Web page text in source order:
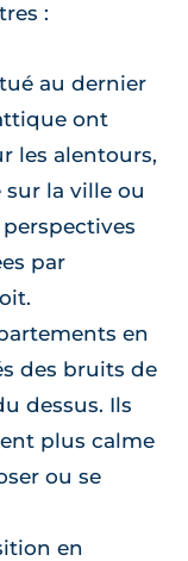
:
au dernier
ont
les alentours,
la ville ou
par
en
des bruits de
dessus. Ils
plus calme
ou se
en